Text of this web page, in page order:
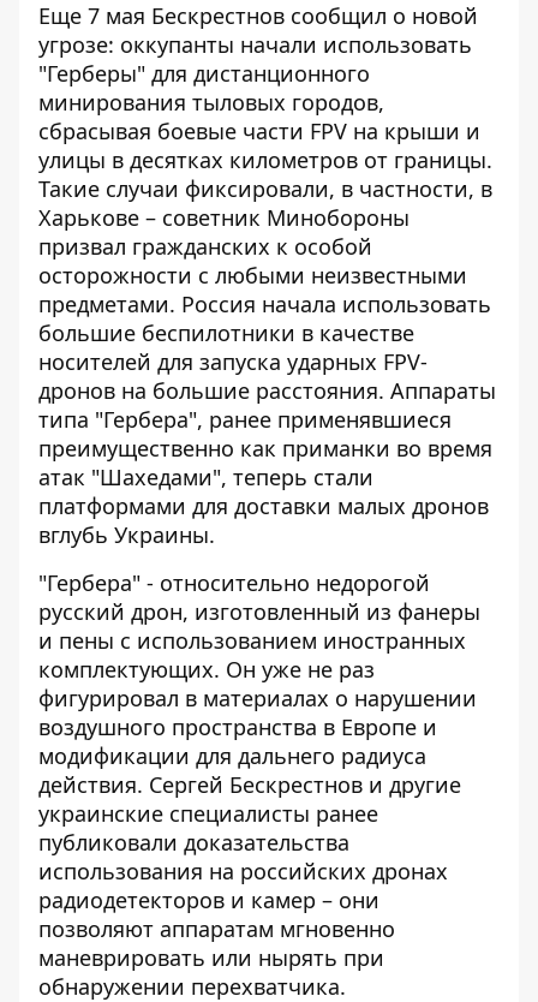
Еще 7 мая Бескрестнов сообщил о новой
угрозе: оккупанты начали использовать
"Герберы" для дистанционного
минирования тыловых городов,
сбрасывая боевые части FPV на крыши и
улицы в десятках километров от границы.
Такие случаи фиксировали, в частности, в
Харькове – советник Минобороны
призвал гражданских к особой
осторожности с любыми неизвестными
предметами. Россия начала использовать
большие беспилотники в качестве
носителей для запуска ударных FPV-
дронов на большие расстояния. Аппараты
типа "Гербера", ранее применявшиеся
преимущественно как приманки во время
атак "Шахедами", теперь стали
платформами для доставки малых дронов
вглубь Украины.
"Гербера" - относительно недорогой
русский дрон, изготовленный из фанеры
и пены с использованием иностранных
комплектующих. Он уже не раз
фигурировал в материалах о нарушении
воздушного пространства в Европе и
модификации для дальнего радиуса
действия. Сергей Бескрестнов и другие
украинские специалисты ранее
публиковали доказательства
использования на российских дронах
радиодетекторов и камер – они
позволяют аппаратам мгновенно
маневрировать или нырять при
обнаружении перехватчика.